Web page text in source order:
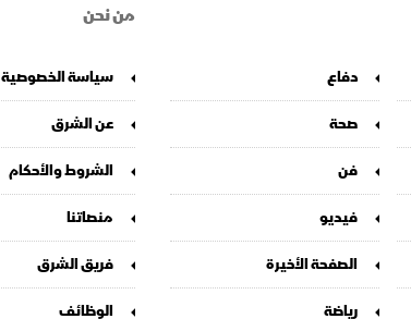
دفاع
صحة
فن
فيديو
الصفحة الأخيرة
رياضة
من نحن
سياسة الخصوصية
عن الشرق
الشروط والأحكام
منصاتنا
فريق الشرق
الوظائف